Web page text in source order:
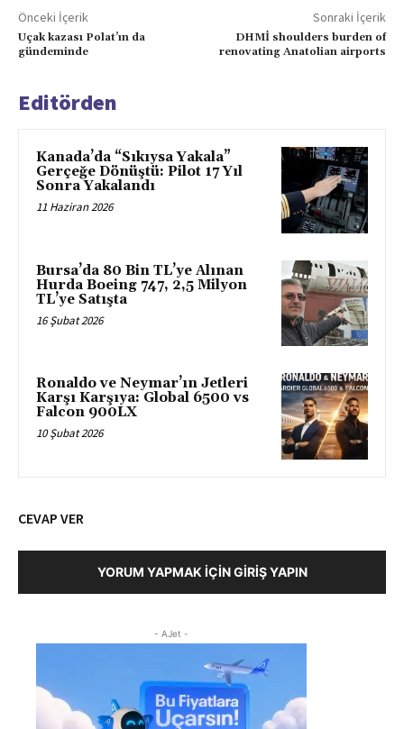
Önceki İçerik
Uçak kazası Polat’ın da
gündeminde
Sonraki İçerik
DHMİ shoulders burden of
renovating Anatolian airports
Editörden
Kanada’da “Sıkıysa Yakala”
Gerçeğe Dönüştü: Pilot 17 Yıl
Sonra Yakalandı
11 Haziran 2026
Bursa’da 80 Bin TL’ye Alınan
Hurda Boeing 747, 2,5 Milyon
TL’ye Satışta
16 Şubat 2026
Ronaldo ve Neymar’ın Jetleri
Karşı Karşıya: Global 6500 vs
Falcon 900LX
10 Şubat 2026
CEVAP VER
YORUM YAPMAK İÇIN GIRIŞ YAPIN
- AJet -